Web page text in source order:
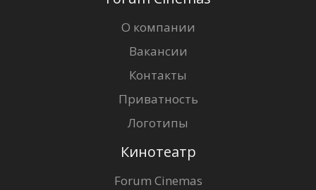
О компании
Вакансии
Контакты
Приватность
Логотипы
Кинотеатр
Forum Cinemas